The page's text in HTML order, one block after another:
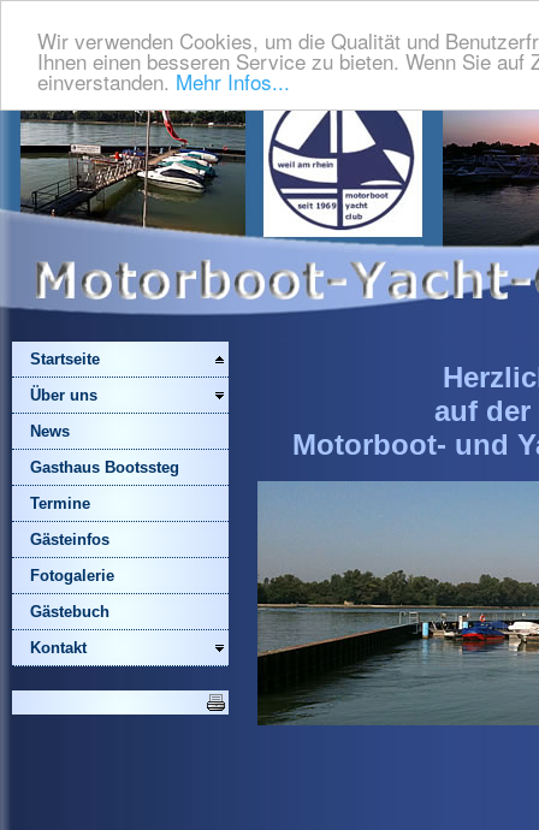
Wir verwenden Cookies, um die Qualität und
Ihnen einen besseren Service zu bieten. Wenn Sie
einverstanden. Mehr Infos...
Startseite
Über uns
News
Gasthaus Bootssteg
Termine
Gästeinfos
Fotogalerie
Gästebuch
Kontakt
auf der
Motorboot- und